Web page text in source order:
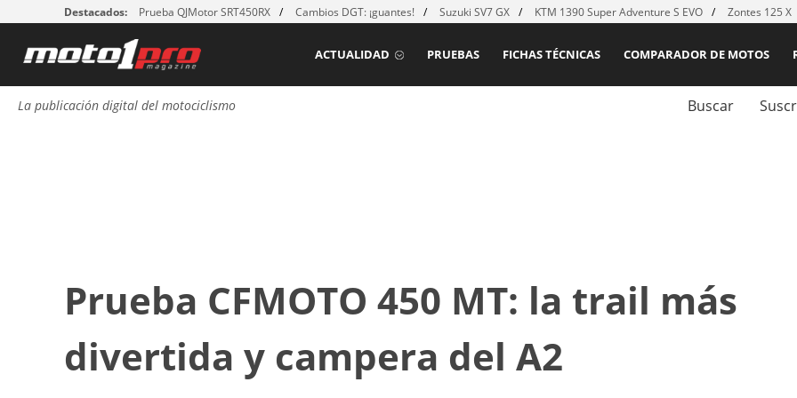
Destacados: Prueba QJMotor SRT450RX Cambios DGT: ¡guantes! Suzuki SV7 GX KTM 1390 Super Adventure S EVO Zontes 125 X
COMPARADOR DE MOTOS
FICHAS TÉCNICAS
PRUEBAS
ACTUALIDAD
La publicación digital del motociclismo Buscar
Prueba CFMOTO 450 MT: la trail más
divertida y campera del A2